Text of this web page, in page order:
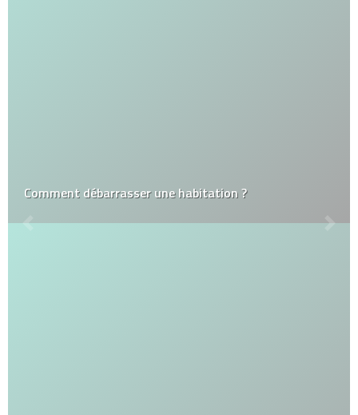
Comment débarrasser une habitation ?